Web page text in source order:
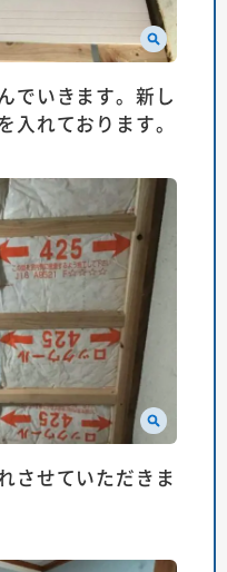
でいきます。新し
入れております。
させていただきま